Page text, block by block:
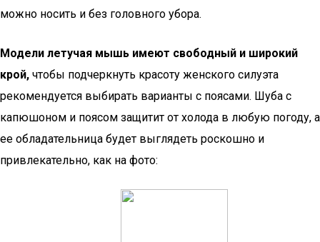
можно носить и без головного убора.
Модели летучая мышь имеют свободный и широкий
крой, чтобы подчеркнуть красоту женского силуэта
рекомендуется выбирать варианты с поясами. Шуба с
капюшоном и поясом защитит от холода в любую погоду, а
ее обладательница будет выглядеть роскошно и
привлекательно, как на фото: